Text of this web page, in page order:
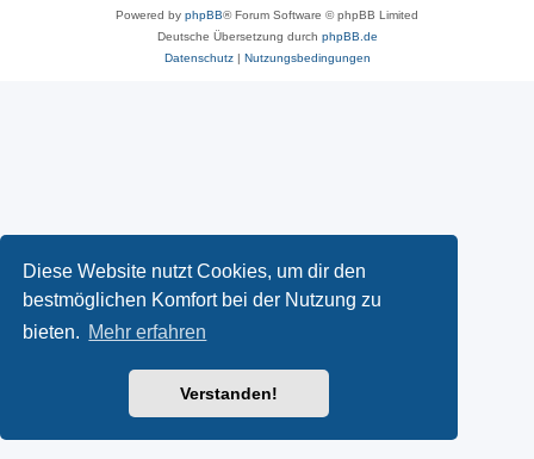
Diese Website nutzt Cookies, um dir den
bestmöglichen Komfort bei der Nutzung zu
bieten. Mehr erfahren
Verstanden!
Powered by phpBB® Forum Software © phpBB Limited
Deutsche Übersetzung durch phpBB.de
Datenschutz| Nutzungsbedingungen